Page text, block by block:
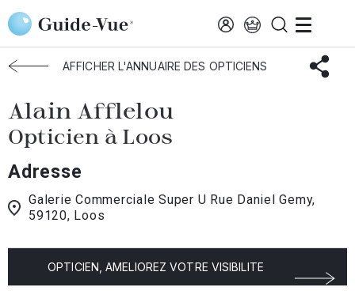
Aller au contenu principal
Accueil Choisir mon opticien Alain Afflelou
AFFICHER L'ANNUAIRE DES OPTICIENS
Alain Afflelou
Opticien à Loos
Adresse
Galerie Commerciale Super U Rue Daniel Gemy,
59120, Loos
OPTICIEN, AMELIOREZ VOTRE VISIBILITE